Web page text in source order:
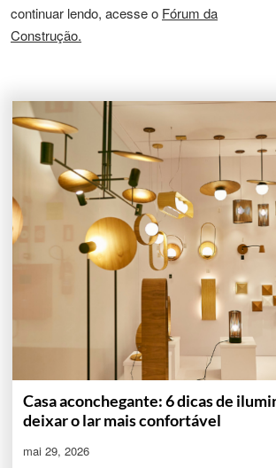
continuar lendo, acesse o Fórum da
Construção.
Casa aconchegante: 6 dicas de
deixar o lar mais confortável
mai 29, 2026